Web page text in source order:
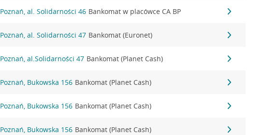
Poznań, al. Solidarności 46 Bankomat w placówce CA BP
Poznań, al. Solidarności 47 Bankomat (Euronet)
Poznań, al.Solidarności 47 Bankomat (Planet Cash)
Poznań, Bukowska 156 Bankomat (Planet Cash)
Poznań, Bukowska 156 Bankomat (Planet Cash)
Poznań, Bukowska 156 Bankomat (Planet Cash)